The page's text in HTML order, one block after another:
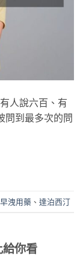
人說六百、有
問到最多次的問
早洩用藥 、 達泊西汀
你看